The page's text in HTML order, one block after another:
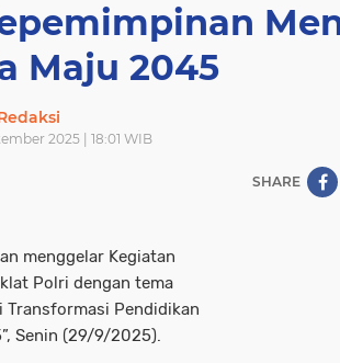
Maju 2045
2025 | 18:01 WIB
SHARE
menggelar Kegiatan
Polri dengan tema
Transformasi Pendidikan
Senin (29/9/2025).